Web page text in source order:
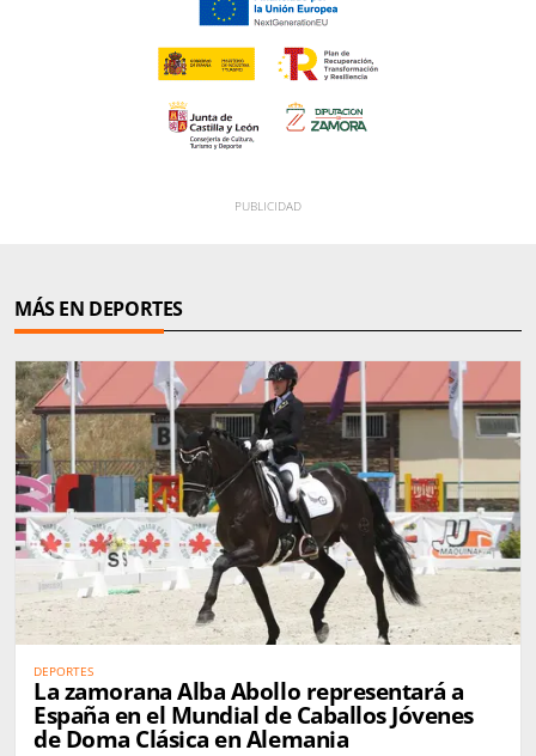
MÁS EN DEPORTES
DEPORTES
La zamorana Alba Abollo representará a
España en el Mundial de Caballos Jóvenes
de Doma Clásica en Alemania